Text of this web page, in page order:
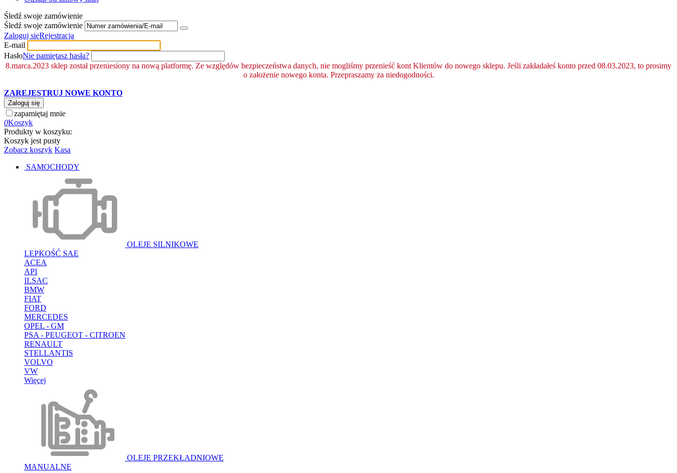
Śledź swoje zamówienie
Śledź swoje zamówienie
Zaloguj sięRejestracja
E-mail
HasłoNie pamiętasz hasła?
8.marca.2023 sklep został przeniesiony na nową platformę. Ze względów bezpieczeństwa danych, nie mogliśmy przenieść kont Klientów do nowego sklepu. Jeśli zakładałeś konto przed 08.03.2023, to prosimy
o założenie nowego konta. Przepraszamy za niedogodności.
ZAREJESTRUJ NOWE KONTO
Zaloguj się
zapamiętaj mnie
0Koszyk
Produkty w koszyku:
Koszyk jest pusty
Zobacz koszyk Kasa
SAMOCHODY
OLEJE SILNIKOWE
LEPKOŚĆ SAE
ACEA
API
ILSAC
BMW
FIAT
FORD
MERCEDES
OPEL - GM
PSA - PEUGEOT - CITROEN
RENAULT
STELLANTIS
VOLVO
VW
Więcej
OLEJE PRZEKŁADNIOWE
MANUALNE